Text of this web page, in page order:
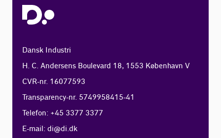
Dansk Industri
H. C. Andersens Boulevard 18, 1553 København V
CVR-nr. 16077593
Transparency-nr. 5749958415-41
Telefon: +45 3377 3377
E-mail:di@di.dk